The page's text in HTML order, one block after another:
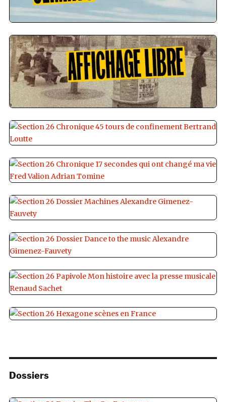
Dossiers